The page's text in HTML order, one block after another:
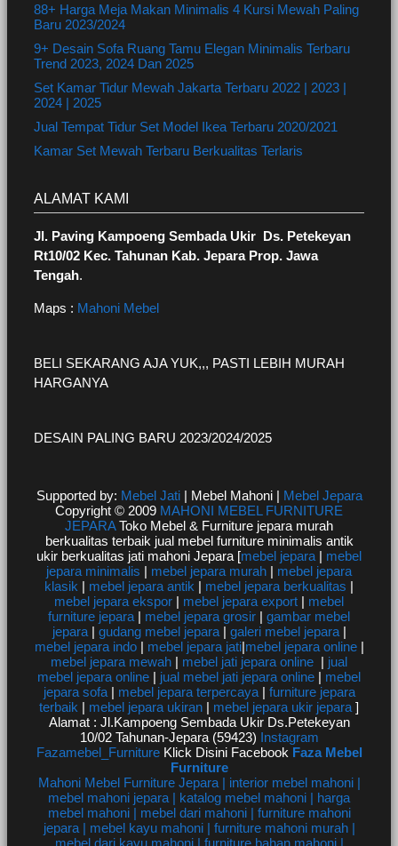
88+ Harga Meja Makan Minimalis 4 Kursi Mewah Paling
Baru 2023/2024
9+ Desain Sofa Ruang Tamu Elegan Minimalis Terbaru
Trend 2023, 2024 Dan 2025
Set Kamar Tidur Mewah Jakarta Terbaru 2022 | 2023 |
2024 | 2025
Jual Tempat Tidur Set Model Ikea Terbaru 2020/2021
Kamar Set Mewah Terbaru Berkualitas Terlaris
ALAMAT KAMI
Jl. Paving Kampoeng Sembada Ukir Ds. Petekeyan
Rt10/02 Kec. Tahunan Kab. Jepara Prop. Jawa
Tengah.
Maps : Mahoni Mebel
BELI SEKARANG AJA YUK,,, PASTI LEBIH MURAH
HARGANYA
DESAIN PALING BARU 2023/2024/2025
Supported by: Mebel Jati| Mebel Mahoni | Mebel Jepara
Copyright © 2009 MAHONI MEBEL FURNITURE
JEPARAToko Mebel & Furniture jepara murah
berkualitas terbaik jual mebel furniture minimalis antik
ukir berkualitas jati mahoni Jepara [mebel jepara | mebel
jepara minimalis | mebel jepara murah | mebel jepara
klasik | mebel jepara antik | mebel jepara berkualitas |
mebel jepara ekspor | mebel jepara export | mebel
furniture jepara | mebel jepara grosir | gambar mebel
jepara| gudang mebel jepara| galeri mebel jepara|
mebel jepara indo| mebel jepara jati|mebel jepara online|
mebel jepara mewah | mebel jati jepara online | jual
mebel jepara online | jual mebel jati jepara online | mebel
jepara sofa| mebel jepara terpercaya| furniture jepara
terbaik | mebel jepara ukiran | mebel jepara ukir jepara ]
Alamat : Jl.Kampoeng Sembada Ukir Ds.Petekeyan
10/02 Tahunan-Jepara (59423) Instagram
Fazamebel_FurnitureKlick Disini Facebook Faza Mebel
Furniture
Mahoni Mebel Furniture Jepara | interior mebel mahoni |
mebel mahoni jepara | katalog mebel mahoni | harga
mebel mahoni | mebel dari mahoni | furniture mahoni
jepara | mebel kayu mahoni | furniture mahoni murah |